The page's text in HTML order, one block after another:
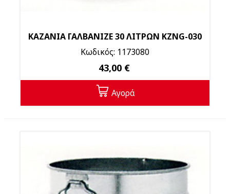
ΚΑΖΑΝΙΑ ΓΑΛΒΑΝΙΖΕ 30 ΛΙΤΡΩΝ KZNG-030
Κωδικός: 1173080
43,00 €
Αγορά